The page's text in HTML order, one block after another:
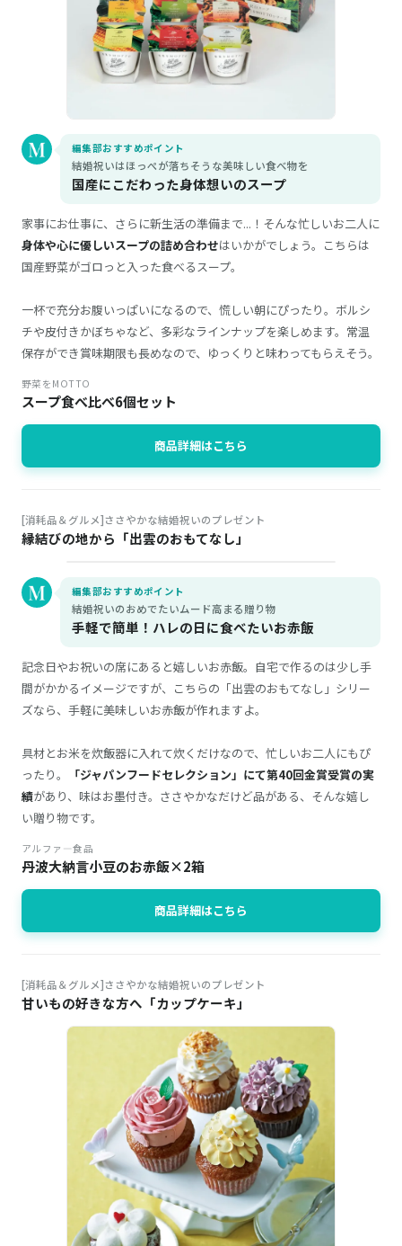
編集部おすすめポイント
結婚祝いはほっぺが落ちそうな美味しい食べ物を
国産にこだわった身体想いのスープ
家事にお仕事に、さらに新生活の準備まで...！そんな忙しいお二人に
身体や心に優しいスープの詰め合わせはいかがでしょう。こちらは
国産野菜がゴロっと入った食べるスープ。
一杯で充分お腹いっぱいになるので、慌しい朝にぴったり。ボルシ
チや皮付きかぼちゃなど、多彩なラインナップを楽しめます。常温
保存ができ賞味期限も長めなので、ゆっくりと味わってもらえそう。
野菜をMOTTO
スープ食べ比べ6個セット
商品詳細はこちら
[消耗品＆グルメ]ささやかな結婚祝いのプレゼント
縁結びの地から「出雲のおもてなし」
編集部おすすめポイント
結婚祝いのおめでたいムード高まる贈り物
手軽で簡単！ハレの日に食べたいお赤飯
記念日やお祝いの席にあると嬉しいお赤飯。自宅で作るのは少し手
間がかかるイメージですが、こちらの「出雲のおもてなし」シリー
ズなら、手軽に美味しいお赤飯が作れますよ。
具材とお米を炊飯器に入れて炊くだけなので、忙しいお二人にもぴ
ったり。
「ジャパンフードセレクション」にて第40回金賞受賞の実
績があり、味はお墨付き。ささやかなだけど品がある、そんな嬉し
い贈り物です。
アルファ―食品
丹波大納言小豆のお赤飯×2箱
商品詳細はこちら
[消耗品＆グルメ]ささやかな結婚祝いのプレゼント
甘いもの好きな方へ「カップケーキ」